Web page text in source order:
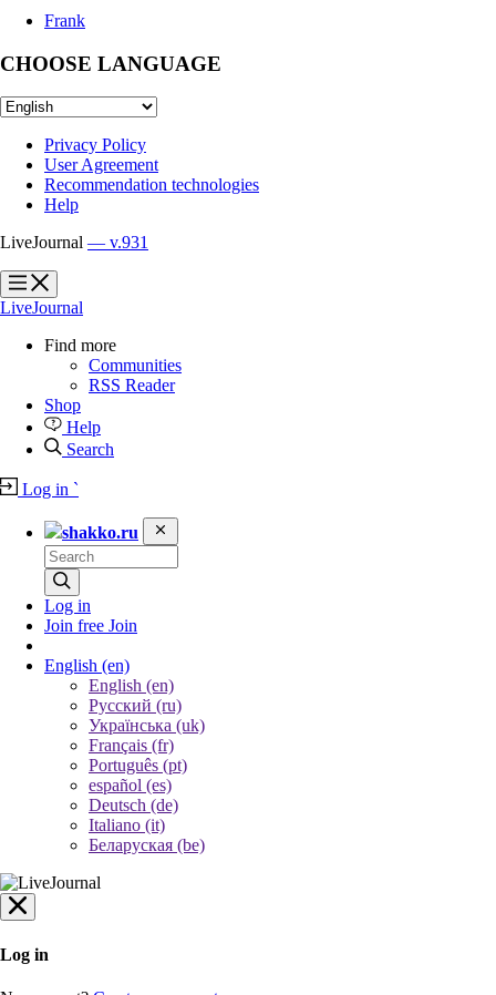
Frank
CHOOSE LANGUAGE
Privacy Policy
User Agreement
Recommendation technologies
Help
LiveJournal — v.931
?
?
LiveJournal
Find more
Communities
RSS Reader
Shop
Help
Search
Log in `
shakko.ru
Log in
Join free Join
English (en)
English (en)
Русский (ru)
Українська (uk)
Français (fr)
Português (pt)
español (es)
Deutsch (de)
Italiano (it)
Беларуская (be)
Log in